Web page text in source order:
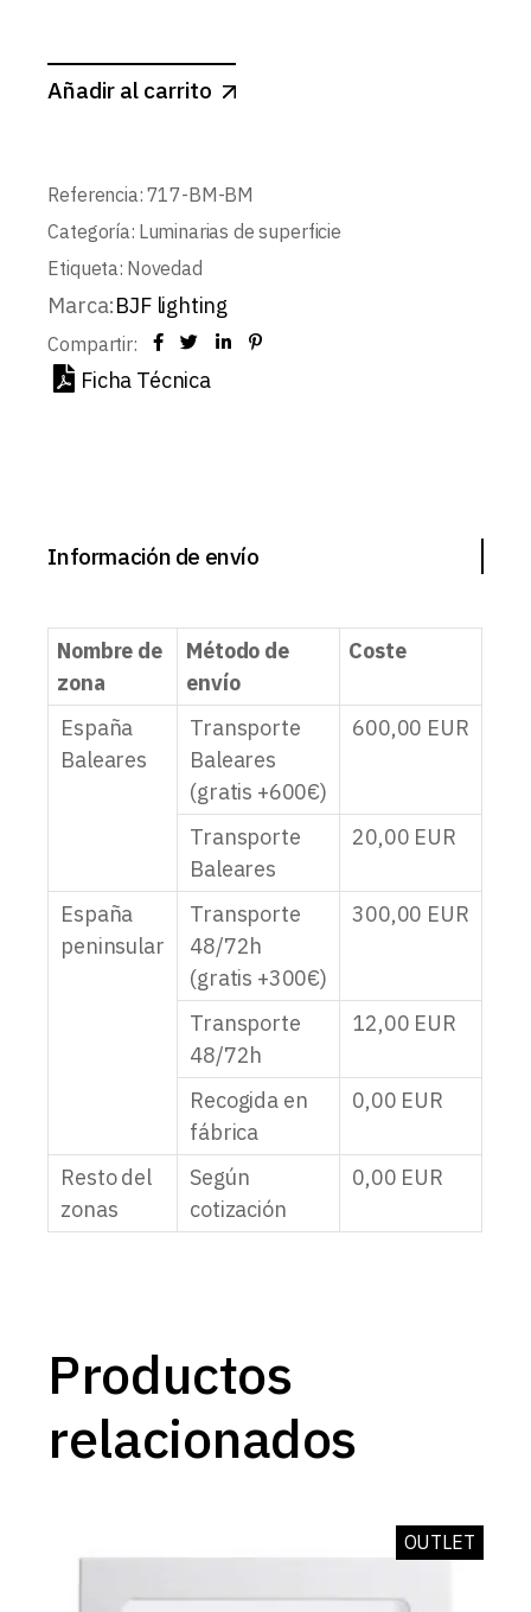
Añadir al carrito
Referencia: 717-BM-BM
Categoría: Luminarias de superficie
Etiqueta: Novedad
Marca:BJF lighting
Compartir:
Ficha Técnica
Información de envío
Nombre de
zona
Método de
envío
Coste
España
Baleares
Transporte
Baleares
(gratis +600€)
600,00 EUR
Transporte
Baleares
20,00 EUR
España
peninsular
Transporte
48/72h
(gratis +300€)
300,00 EUR
Transporte
48/72h
12,00 EUR
Recogida en
fábrica
0,00 EUR
Resto del
zonas
Según
cotización
0,00 EUR
Productos
relacionados
OUTLET